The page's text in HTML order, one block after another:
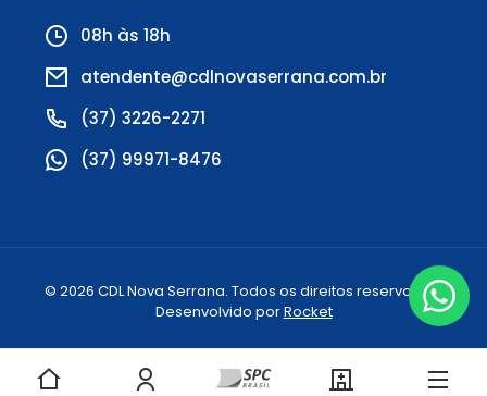
08h às 18h
atendente@cdlnovaserrana.com.br
(37) 3226-2271
(37) 99971-8476
© 2026 CDL Nova Serrana. Todos os direitos reservados.
Desenvolvido porRocket